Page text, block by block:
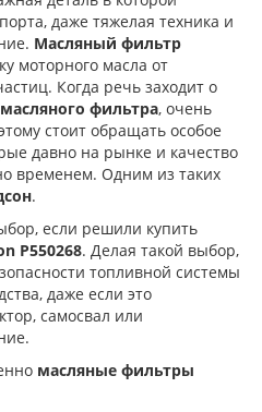
даже тяжелая техника и
Масляный фильтр
моторного масла от
Когда речь заходит о
фильтра, очень
стоит обращать особое
давно на рынке и качество
временем. Одним из таких
.
если решили купить
P550268. Делая такой выбор,
топливной системы
даже если это
самосвал или
масляные фильтры